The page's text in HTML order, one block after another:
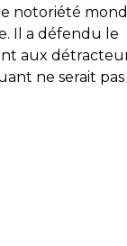
notoriété
Il a défendu le
aux
ne serait pas